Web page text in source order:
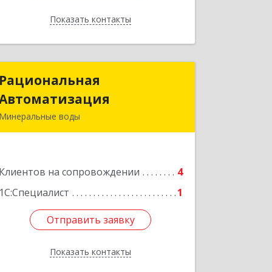
Показать контакты
Назад
Рациональная
Минеральные воды
Клиентов на сопровождении
4
1С:Специалист
1
Отправить заявку
Показать контакты
Рациональная
Автоматизация
домовладение № 9, корпус 1
Отправить заявку
Назад